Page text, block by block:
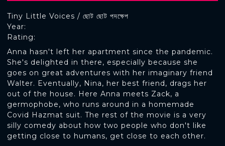
Tiny Little Voices / ছোট ছোট পদক্ষেপ
Rating:
Year:
Anna hasn't left her apartment since the pandemic.
She's delighted in there, especially because she
goes on great adventures with her imaginary friend
Walter. Eventually, Nina, her best friend, drags her
out of the house. Here Anna meets Zack, a
germophobe, who runs around in a homemade
Covid Hazmat suit. The rest of the movie is a very
silly comedy about how two people who don't like
getting close to humans, get close to each other.